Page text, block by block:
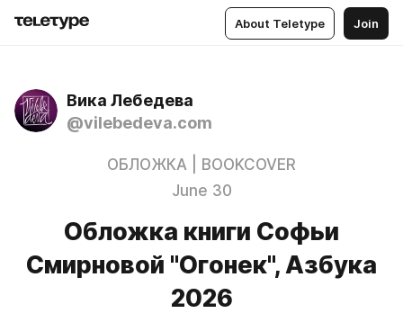
About Teletype Join
Вика Лебедева
@vilebedeva.com
ОБЛОЖКА | BOOKCOVER
June 30
Обложка книги Софьи
Смирновой "Огонек", Азбука
2026